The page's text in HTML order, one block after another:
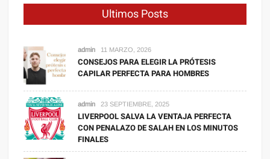
Ultimos Posts
admin 11 MARZO, 2026
CONSEJOS PARA ELEGIR LA PRÓTESIS
CAPILAR PERFECTA PARA HOMBRES
admin 23 SEPTIEMBRE, 2025
LIVERPOOL SALVA LA VENTAJA PERFECTA
CON PENALAZO DE SALAH EN LOS MINUTOS
FINALES